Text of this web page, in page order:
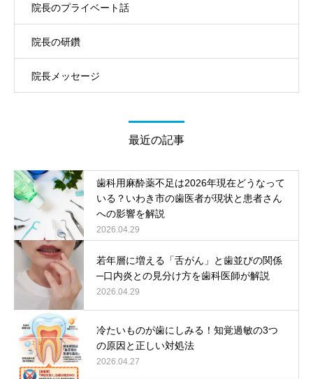
院長のプライベート話
院長の研鑽
院長メッセージ
最近の記事
歯科用麻酔薬不足は2026年現在どうなって
いる？いわき市の歯医者が現状と患者さん
への影響を解説
2026.04.29
若年層に増える「舌がん」と歯並びの関係
─口内炎との見分け方を歯科医師が解説
2026.04.29
冷たいものが歯にしみる！知覚過敏の3つ
の原因と正しい対処法
2026.04.27